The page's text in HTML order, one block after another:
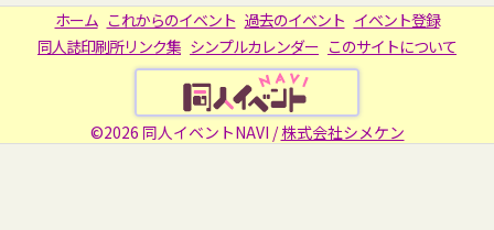
ホーム これからのイベント 過去のイベント イベント登録
同人誌印刷所リンク集 シンプルカレンダー このサイトについて
©2026 同人イベントNAVI /株式会社シメケン